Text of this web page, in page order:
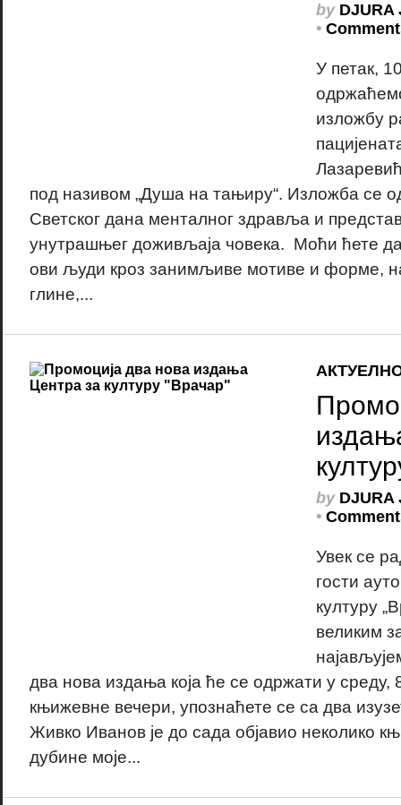
by DJURA
•
У петак,
изложбу
под називом „Душа на тањиру“. Изложба се
Светског дана менталног здравља и
унутрашњег доживљаја човека. Моћи ћете
ови људи кроз занимљиве мотиве и форме,
глине,...
by DJURA
•
Увек се
гости
културу
великим
два нова издања која ће се одржати у среду,
књижевне вечери, упознаћете се са два
Живко Иванов је до сада објавио неколико
дубине моје...